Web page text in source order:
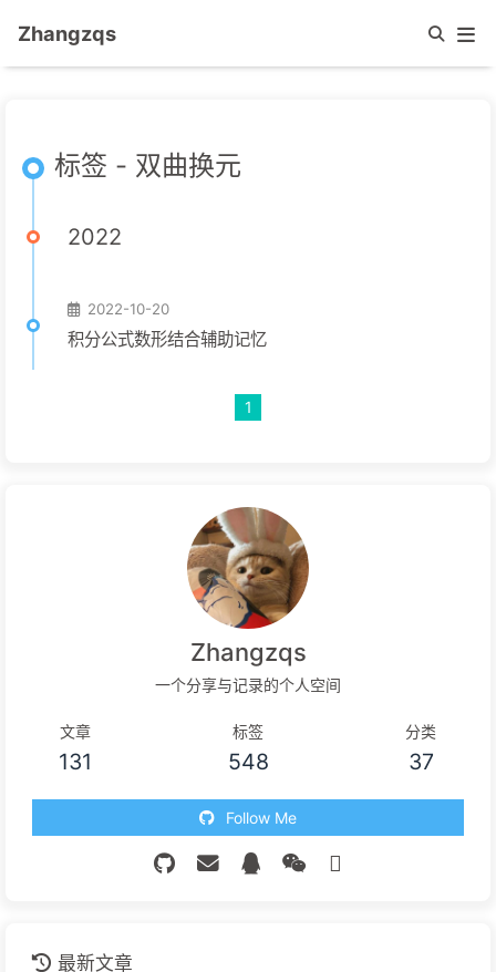
Zhangzqs
标签 - 双曲换元
2022
2022-10-20
积分公式数形结合辅助记忆
1
Zhangzqs
一个分享与记录的个人空间
文章
131
标签
548
分类
37
Follow Me
最新文章